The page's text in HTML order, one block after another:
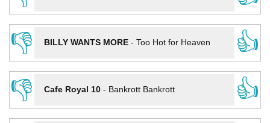
👎
BILLY WANTS MORE- Too Hot for Heaven
👍
👎
Cafe Royal 10- Bankrott Bankrott
👍